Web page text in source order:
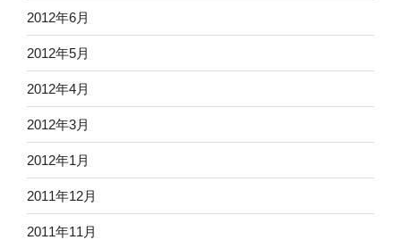
2012年6月
2012年5月
2012年4月
2012年3月
2012年1月
2011年12月
2011年11月